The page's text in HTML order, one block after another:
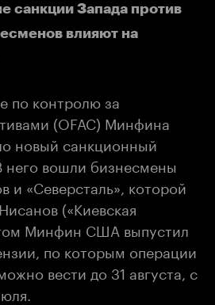
санкции Запада против
влияют на
по контролю за
(OFAC) Минфина
новый санкционный
него вошли бизнесмены
и «Северсталь», которой
(«Киевская
Минфин США выпустил
по которым операции
вести до 31 августа, с